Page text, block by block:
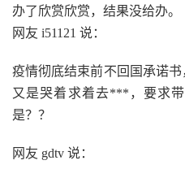
办了欣赏欣赏，结果没给办
网友 i51121 说：
疫情彻底结束前不回国承诺
又是哭着求着去***，要求
是？？
网友 gdtv 说：